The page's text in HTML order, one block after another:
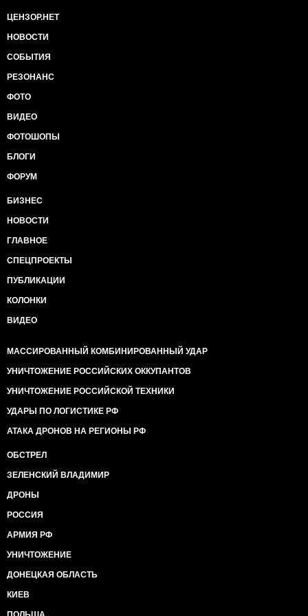
ЦЕНЗОР.НЕТ
НОВОСТИ
СОБЫТИЯ
РЕЗОНАНС
ФОТО
ВИДЕО
ФОТОШОПЫ
БЛОГИ
ФОРУМ
БИЗНЕС
НОВОСТИ
ГЛАВНОЕ
СПЕЦПРОЕКТЫ
ПУБЛИКАЦИИ
КОЛОНКИ
ВИДЕО
МАССИРОВАННЫЙ КОМБИНИРОВАННЫЙ УДАР
УНИЧТОЖЕНИЕ РОССИЙСКИХ ОККУПАНТОВ
УНИЧТОЖЕНИЕ РОССИЙСКОЙ ТЕХНИКИ
УДАРЫ ПО ЛОГИСТИКЕ РФ
АТАКА ДРОНОВ НА РЕГИОНЫ РФ
ОБСТРЕЛ
ЗЕЛЕНСКИЙ ВЛАДИМИР
ДРОНЫ
РОССИЯ
АРМИЯ РФ
УНИЧТОЖЕНИЕ
ДОНЕЦКАЯ ОБЛАСТЬ
КИЕВ